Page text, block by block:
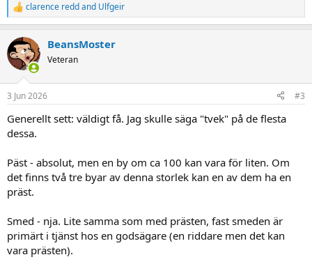
R
e
c
t
i
s
clarence reddand Ulfgeir
BeansMoster
Veteran
3 Jun 2026 #3
Generellt sett: väldigt få. Jag skulle säga "tvek" på de flesta
dessa.
Päst - absolut, men en by om ca 100 kan vara för liten. Om
det finns två tre byar av denna storlek kan en av dem ha en
präst.
Smed - nja. Lite samma som med prästen, fast smeden är
primärt i tjänst hos en godsägare (en riddare men det kan
vara prästen).